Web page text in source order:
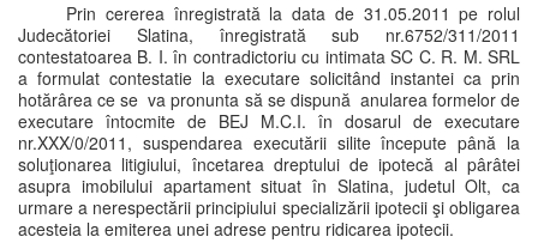
Prin cererea înregistrată la data de 31.05.2011 pe rolul
Judecătoriei Slatina, înregistrată sub nr.6752/311/2011
contestatoarea B. I. în contradictoriu cu intimata SC C. R. M. SRL
a formulat contestatie la executare solicitând instantei ca prin
hotărârea ce se va pronunta să se dispună anularea formelor de
executare întocmite de BEJ M.C.I. în dosarul de executare
nr.XXX/0/2011, suspendarea executării silite începute până la
soluţionarea litigiului, încetarea dreptului de ipotecă al pârâtei
asupra imobilului apartament situat în Slatina, judetul Olt, ca
urmare a nerespectării principiului specializării ipotecii şi obligarea
acesteia la emiterea unei adrese pentru ridicarea ipotecii.